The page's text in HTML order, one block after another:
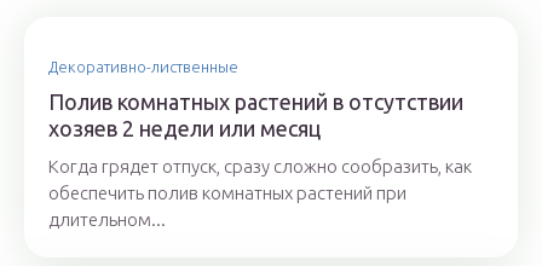
Декоративно-лиственные
Полив комнатных растений в отсутствии
хозяев 2 недели или месяц
Когда грядет отпуск, сразу сложно сообразить, как
обеспечить полив комнатных растений при
длительном...